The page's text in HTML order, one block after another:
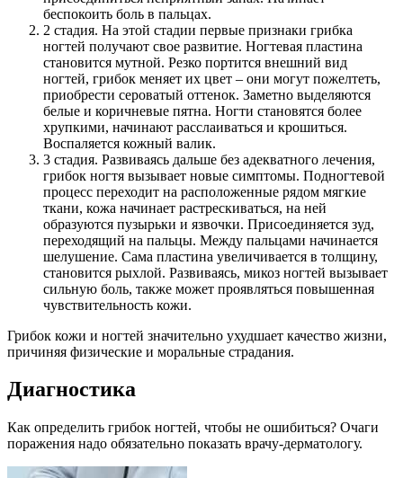
беспокоить боль в пальцах.
2 стадия. На этой стадии первые признаки грибка
ногтей получают свое развитие. Ногтевая пластина
становится мутной. Резко портится внешний вид
ногтей, грибок меняет их цвет – они могут пожелтеть,
приобрести сероватый оттенок. Заметно выделяются
белые и коричневые пятна. Ногти становятся более
хрупкими, начинают расслаиваться и крошиться.
Воспаляется кожный валик.
3 стадия. Развиваясь дальше без адекватного лечения,
грибок ногтя вызывает новые симптомы. Подногтевой
процесс переходит на расположенные рядом мягкие
ткани, кожа начинает растрескиваться, на ней
образуются пузырьки и язвочки. Присоединяется зуд,
переходящий на пальцы. Между пальцами начинается
шелушение. Сама пластина увеличивается в толщину,
становится рыхлой. Развиваясь, микоз ногтей вызывает
сильную боль, также может проявляться повышенная
чувствительность кожи.
Грибок кожи и ногтей значительно ухудшает качество жизни,
причиняя физические и моральные страдания.
Диагностика
Как определить грибок ногтей, чтобы не ошибиться? Очаги
поражения надо обязательно показать врачу-дерматологу.